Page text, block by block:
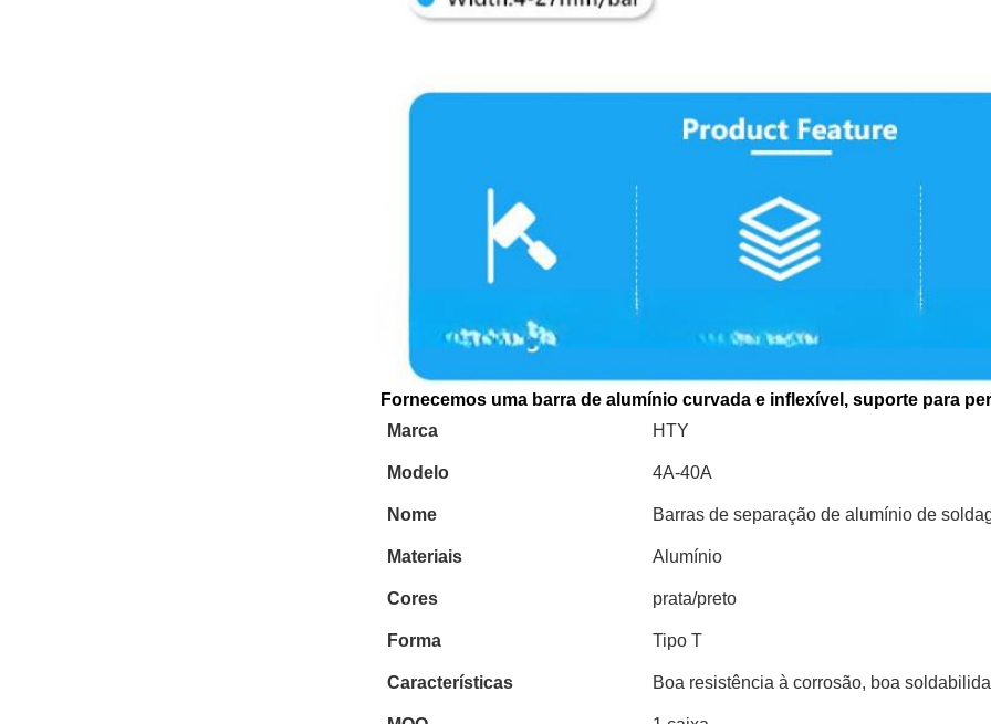
Fornecemos uma barra de alumínio curvada e inflexível, suporte para
Marca
HTY
Modelo 4A-40A
Nome Barras de separação de alumínio de
Materiais Alumínio
Cores prata/preto
Forma Tipo T
Características Boa resistência à corrosão, boa